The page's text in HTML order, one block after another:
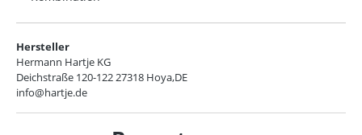
Hersteller
Hermann Hartje KG
Deichstraße 120-122 27318 Hoya,DE
info@hartje.de